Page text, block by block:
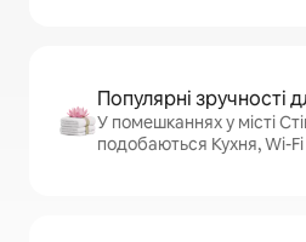
Популярні зручності
У помешканнях у місті
подобаються Кухня, Wi-Fi